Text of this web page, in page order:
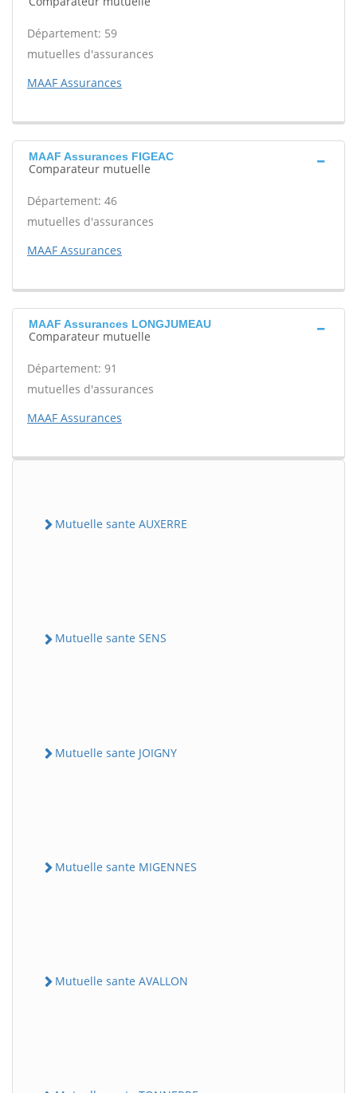
Département: 59
mutuelles d'assurances
MAAF Assurances
MAAF Assurances FIGEAC
Comparateur mutuelle
Département: 46
mutuelles d'assurances
MAAF Assurances
MAAF Assurances LONGJUMEAU
Comparateur mutuelle
Département: 91
mutuelles d'assurances
MAAF Assurances
Mutuelle sante AUXERRE
Mutuelle sante SENS
Mutuelle sante JOIGNY
Mutuelle sante MIGENNES
Mutuelle sante AVALLON